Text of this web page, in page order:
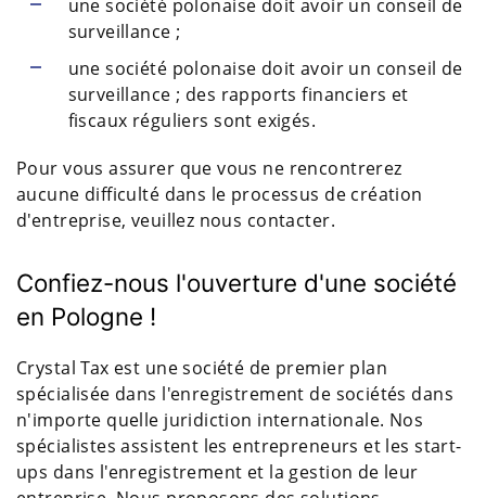
une société polonaise doit avoir un conseil de
surveillance ;
une société polonaise doit avoir un conseil de
surveillance ; des rapports financiers et
fiscaux réguliers sont exigés.
Pour vous assurer que vous ne rencontrerez
aucune difficulté dans le processus de création
d'entreprise, veuillez nous contacter.
Confiez-nous l'ouverture d'une société
en Pologne !
Crystal Tax est une société de premier plan
spécialisée dans l'enregistrement de sociétés dans
n'importe quelle juridiction internationale. Nos
spécialistes assistent les entrepreneurs et les start-
ups dans l'enregistrement et la gestion de leur